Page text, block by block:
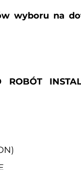
wyboru na
ROBÓT